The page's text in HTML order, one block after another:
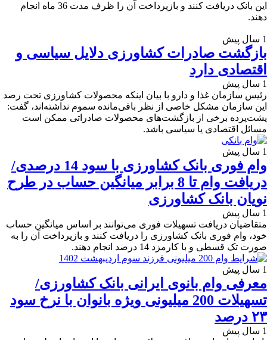
این بانک دریافت کنند و بازپرداخت آن را ظرف مدت 36 ماه انجام
دهند.
1 سال پیش
بازگشت صادرات کشاورزی دلایل سیاسی و
اقتصادی دارد
1 سال پیش
رئیس سازمان غذا و دارو با بیان اینکه محصولات کشاورزی تحت رصد
این سازمان مشکل خاصی از نظر باقی‌مانده سموم نداشته‌اند، گفت:
پشت‌پرده برخی از بازگشت‌های محصولات صادراتی ممکن است
مسائل اقتصادی یا سیاسی باشد.
1 سال پیش
وام فوری بانک کشاورزی با سود 14 درصدی/
دریافت وام تا 8 برابر میانگین حساب در طرح
نویان بانک کشاورزی
1 سال پیش
متقاضیان دریافت تسهیلات فوری می‌توانند بر اساس میانگین حساب
خود، وام فوری بانک کشاورزی را دریافت کنند و بازپرداخت آن را به
صورت تک قسطی و با کارمزد 14 درصد انجام دهند.
1 سال پیش
معرفی وام بانوی ایرانی بانک کشاورزی/
تسهیلات 200 میلیونی ویژه بانوان با نرخ سود
۲۳ درصد
1 سال پیش